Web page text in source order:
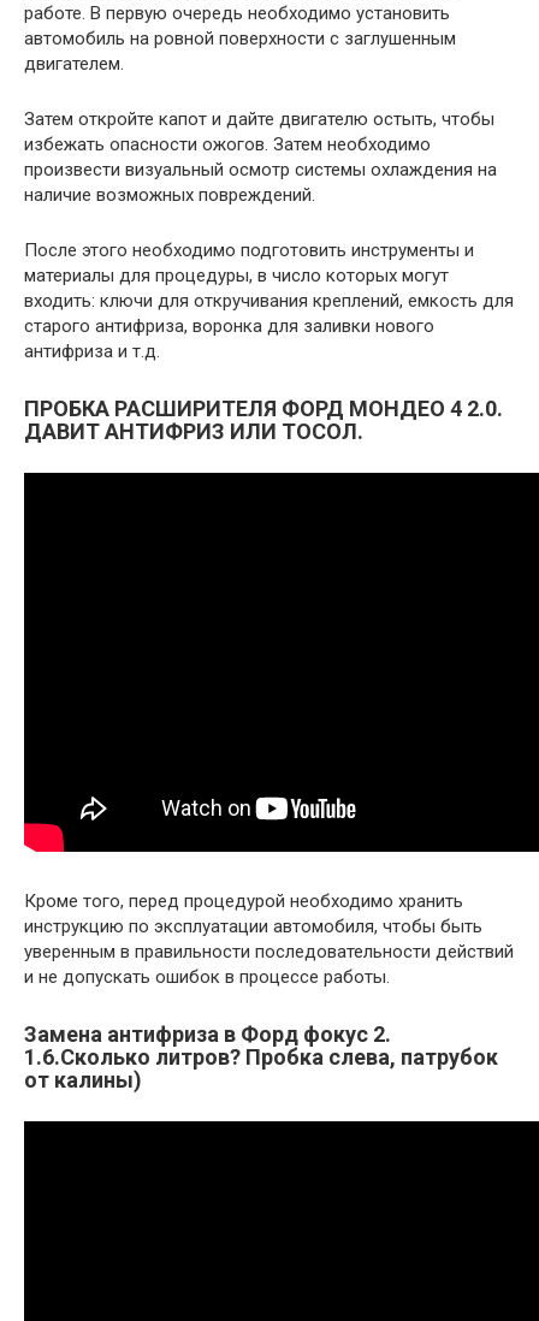
работе. В первую очередь необходимо установить
автомобиль на ровной поверхности с заглушенным
двигателем.
Затем откройте капот и дайте двигателю остыть, чтобы
избежать опасности ожогов. Затем необходимо
произвести визуальный осмотр системы охлаждения на
наличие возможных повреждений.
После этого необходимо подготовить инструменты и
материалы для процедуры, в число которых могут
входить: ключи для откручивания креплений, емкость для
старого антифриза, воронка для заливки нового
антифриза и т.д.
ПРОБКА РАСШИРИТЕЛЯ ФОРД МОНДЕО 4 2.0.
ДАВИТ АНТИФРИЗ ИЛИ ТОСОЛ.
Кроме того, перед процедурой необходимо хранить
инструкцию по эксплуатации автомобиля, чтобы быть
уверенным в правильности последовательности действий
и не допускать ошибок в процессе работы.
Замена антифриза в Форд фокус 2.
1.6.Сколько литров? Пробка слева, патрубок
от калины)